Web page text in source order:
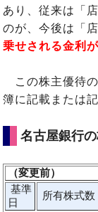
あり、従来は「
のが、今後は「
乗せされる金利
この株主優待
簿に記載または
名古屋銀行
（変更前）
基準
日
所有株式数